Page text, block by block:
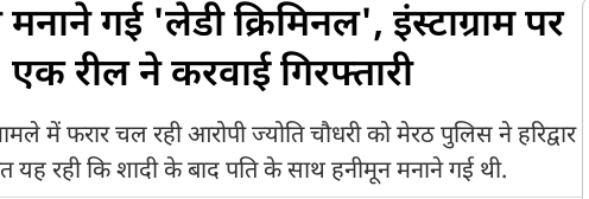
गई 'लेडी क्रिमिनल', इंस्टाग्राम पर
रील ने करवाई गिरफ्तारी
में फरार चल रही आरोपी ज्योति चौधरी को मेरठ पुलिस ने हरिद्वार
यह रही कि शादी के बाद पति के साथ हनीमून मनाने गई थी.